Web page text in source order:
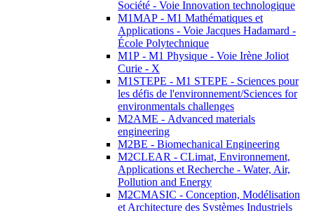
Société - Voie Innovation technologique
M1MAP - M1 Mathématiques et
Applications - Voie Jacques Hadamard -
École Polytechnique
M1P - M1 Physique - Voie Irène Joliot
Curie - X
M1STEPE - M1 STEPE - Sciences pour
les défis de l'environnement/Sciences for
environmentals challenges
M2AME - Advanced materials
engineering
M2BE - Biomechanical Engineering
M2CLEAR - CLimat, Environnement,
Applications et Recherche - Water, Air,
Pollution and Energy
M2CMASIC - Conception, Modélisation
et Architecture des Systèmes Industriels